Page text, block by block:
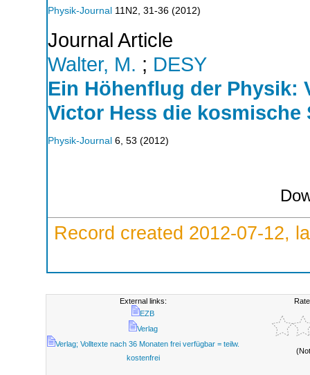
Physik-Journal 11N2 31-36 (2012)
Journal Article
Walter, M. ; DESY
Ein Höhenflug der Physik:
Victor Hess die kosmische
Physik-Journal 6, 53 (2012)
Record created 2012-07-12,
External links:
EZB
Verlag
Verlag; Volltexte nach 36 Monaten frei verfügbar = teilw.
kostenfrei